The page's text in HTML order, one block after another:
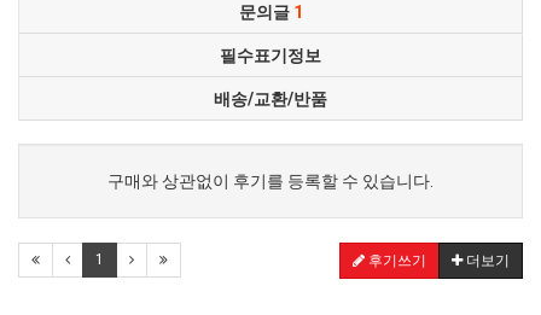
문의글 1
필수표기정보
배송/교환/반품
구매와 상관없이 후기를 등록할 수 있습니다.
1 후기쓰기 더보기